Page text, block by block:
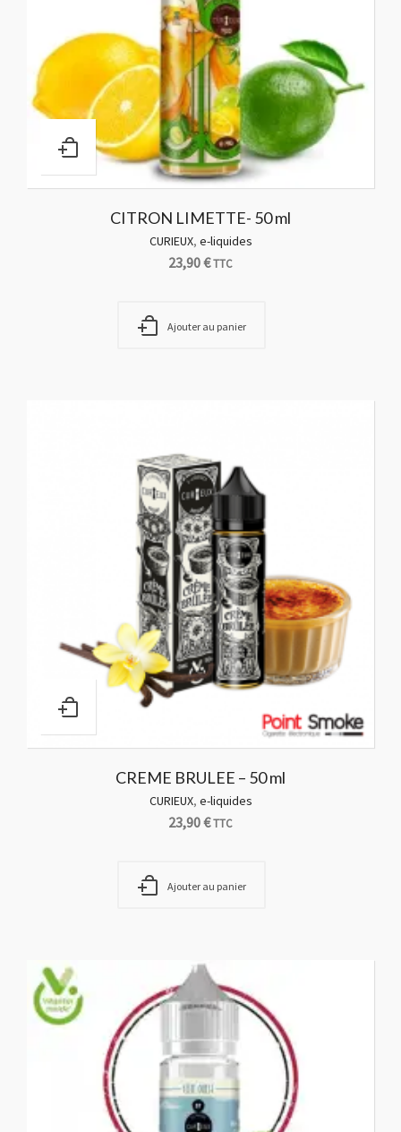
CITRON LIMETTE- 50 ml
CURIEUX, e-liquides
23,90€TTC
Ajouter au panier
CREME BRULEE – 50 ml
CURIEUX, e-liquides
23,90€TTC
Ajouter au panier